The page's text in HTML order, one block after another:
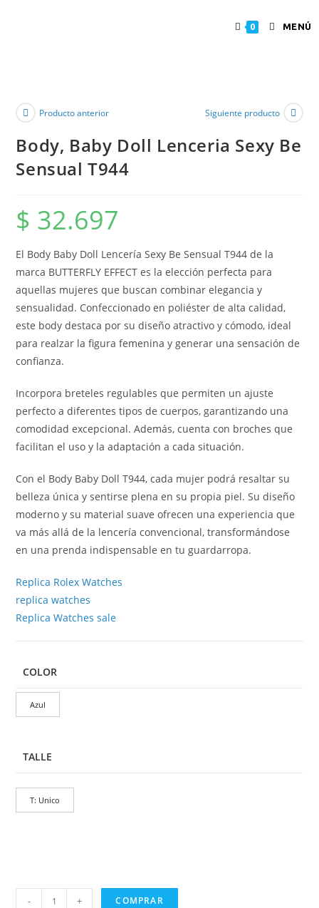
0 MENÚ
Producto anterior Siguiente producto
Body, Baby Doll Lenceria Sexy Be
Sensual T944
$ 32.697
El Body Baby Doll Lencería Sexy Be Sensual T944 de la
marca BUTTERFLY EFFECT es la elección perfecta para
aquellas mujeres que buscan combinar elegancia y
sensualidad. Confeccionado en poliéster de alta calidad,
este body destaca por su diseño atractivo y cómodo, ideal
para realzar la figura femenina y generar una sensación de
confianza.
Incorpora breteles regulables que permiten un ajuste
perfecto a diferentes tipos de cuerpos, garantizando una
comodidad excepcional. Además, cuenta con broches que
facilitan el uso y la adaptación a cada situación.
Con el Body Baby Doll T944, cada mujer podrá resaltar su
belleza única y sentirse plena en su propia piel. Su diseño
moderno y su material suave ofrecen una experiencia que
va más allá de la lencería convencional, transformándose
en una prenda indispensable en tu guardarropa.
Replica Rolex Watches
replica watches
Replica Watches sale
COLOR
Azul
TALLE
T: Unico
- + COMPRAR